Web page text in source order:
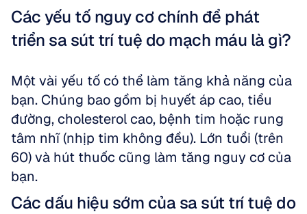
Các yếu tố nguy cơ chính để phát
triển sa sút trí tuệ do mạch máu là gì?
Một vài yếu tố có thể làm tăng khả năng của
bạn. Chúng bao gồm bị huyết áp cao, tiểu
đường, cholesterol cao, bệnh tim hoặc rung
tâm nhĩ (nhịp tim không đều). Lớn tuổi (trên
60) và hút thuốc cũng làm tăng nguy cơ của
bạn.
Các dấu hiệu sớm của sa sút trí tuệ do